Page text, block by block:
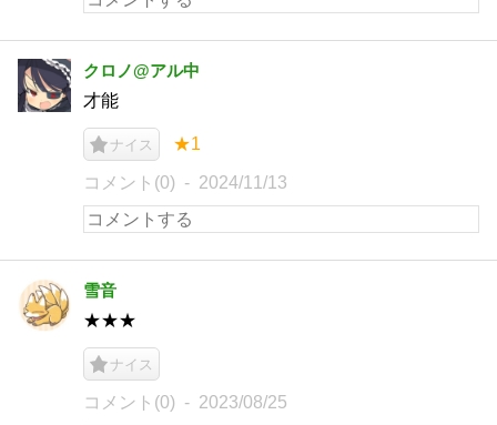
クロノ@アル中
才能
ナイス ★1
コメント(0) 2024/11/13
雪音
★★★
ナイス
コメント(0) 2023/08/25